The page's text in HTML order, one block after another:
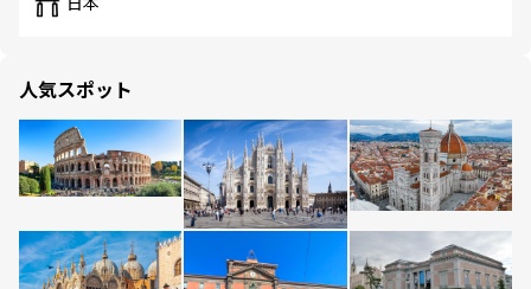
人気スポット